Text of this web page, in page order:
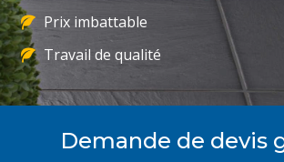
Prix imbattable
Travail de qualité
Demande de devis